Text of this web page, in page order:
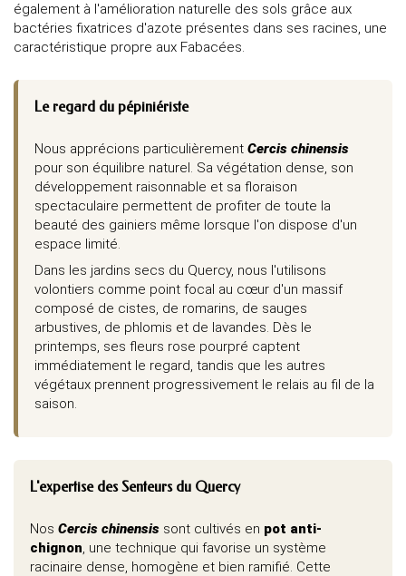
également à l'amélioration naturelle des sols grâce aux
bactéries fixatrices d'azote présentes dans ses racines, une
caractéristique propre aux Fabacées.
Le regard du pépiniériste
Nous apprécions particulièrement Cercis chinensis
pour son équilibre naturel. Sa végétation dense, son
développement raisonnable et sa floraison
spectaculaire permettent de profiter de toute la
beauté des gainiers même lorsque l'on dispose d'un
espace limité.
Dans les jardins secs du Quercy, nous l'utilisons
volontiers comme point focal au cœur d'un massif
composé de cistes, de romarins, de sauges
arbustives, de phlomis et de lavandes. Dès le
printemps, ses fleurs rose pourpré captent
immédiatement le regard, tandis que les autres
végétaux prennent progressivement le relais au fil de la
saison.
L'expertise des Senteurs du Quercy
Nos Cercis chinensis sont cultivés en pot anti-
chignon , une technique qui favorise un système
racinaire dense, homogène et bien ramifié. Cette